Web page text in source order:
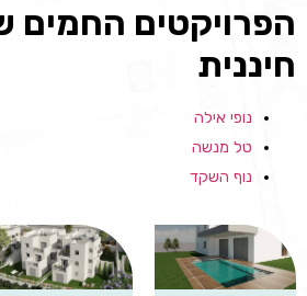
הפרויקטים החמים
חיננית
נופי אילה
טל מנשה
נוף השקד